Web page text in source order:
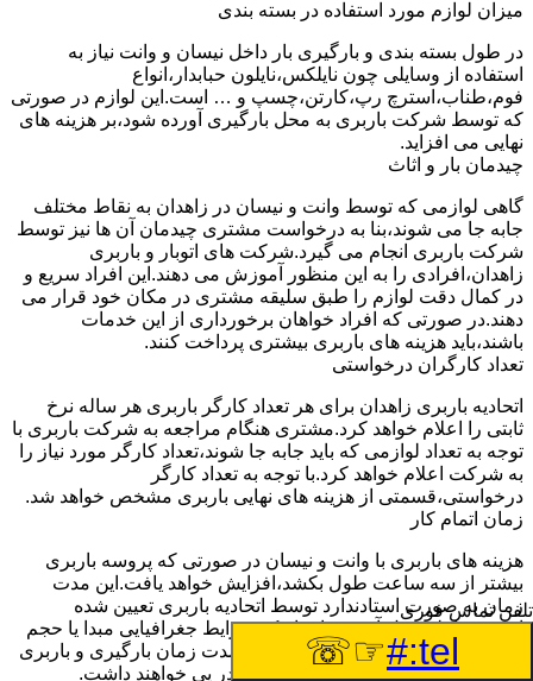
میزان لوازم مورد استفاده در بسته بندی
در طول بسته بندی و بارگیری بار داخل نیسان و وانت نیاز به
استفاده از وسایلی چون نایلکس،نایلون حبابدار،انواع
فوم،طناب،استرچ رپ،کارتن،چسپ و … است.این لوازم در صورتی
که توسط شرکت باربری به محل بارگیری آورده شود،بر هزینه های
نهایی می افزاید.
چیدمان بار و اثاث
گاهی لوازمی که توسط وانت و نیسان در زاهدان به نقاط مختلف
جابه جا می شوند،بنا به درخواست مشتری چیدمان آن ها نیز توسط
شرکت باربری انجام می گیرد.شرکت های اتوبار و باربری
زاهدان،افرادی را به این منظور آموزش می دهند.این افراد سریع و
در کمال دقت لوازم را طبق سلیقه مشتری در مکان خود قرار می
دهند.در صورتی که افراد خواهان برخورداری از این خدمات
باشند،باید هزینه های باربری بیشتری پرداخت کنند.
تعداد کارگران درخواستی
اتحادیه باربری زاهدان برای هر تعداد کارگر باربری هر ساله نرخ
ثابتی را اعلام خواهد کرد.مشتری هنگام مراجعه به شرکت باربری با
توجه به تعداد لوازمی که باید جابه جا شوند،تعداد کارگر مورد نیاز را
به شرکت اعلام خواهد کرد.با توجه به تعداد کارگر
درخواستی،قسمتی از هزینه های نهایی باربری مشخص خواهد شد.
زمان اتمام کار
هزینه های باربری با وانت و نیسان در صورتی که پروسه باربری
بیشتر از سه ساعت طول بکشد،افزایش خواهد یافت.این مدت
زمان به صورت استادندارد توسط اتحادیه باربری تعیین شده
است.عواملی مثل آب وهوا،ترافیک،شرایط جغرافیایی مبدا یا حجم
زیاد لوازم ممکن است باعث افزایش مدت زمان بارگیری و باربری
شوند که افزایش هزینه های باربری را در پی خواهند داشت.
تلفن تماس فوری
tel:#
☞☏